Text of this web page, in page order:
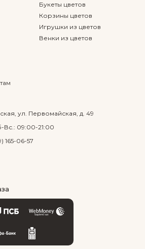
Букеты цветов
Корзины цветов
Игрушки из цветов
Венки из цветов
ул. Первомайская, д. 49
Вс.: 09:00-21:00
165-06-57